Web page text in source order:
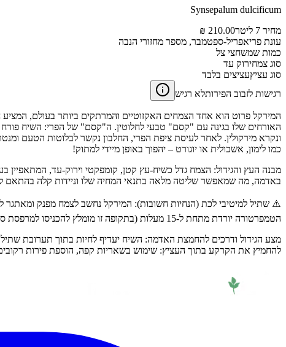
Synsepalum dulcificum
מחיר 7 ליטר
210.00 ₪
עונת פריאפריל-ספטמבר, מספר מחזורי הנבה
כמות שמשחצי צל
סוג צמחירוק עד
סוג עציץעציצים בלבד
רגישות לזבוב הפירותלא רגיש
המירקל פרוט הוא אחד הצמחים האקזוטיים והמרתקים ביותר בעולם,
האורחים שלו בגינה עם "קסם" טבעי לחלוטין. ה"קסם" של הפרי: השיח פורח
כמו לימון, אשכולית או יוגורט – יהפוך באופן מיידי למתוק!
באדמה, מה שמאפשר שליטה מלאה בתנאי המחיה שלו וניידות קלה בהתאם
⚠️ שתיל למיטיבי לכת (הנחיות חשובות): המירקל נחשב לצמח מפנק ומאתגר
הטמפרטורה יורדת מתחת ל-15 מעלות (בתקופה זו מומלץ להכניסו למרפסת סגורה או חלל מוגן ומואר בבית). מבחינת תאורה, הוא צריך חשיפה לשמש ישירה של עד חצי יום, ולא מעבר לכך.
מצע הגידול ודרכים להחמצת האדמה: השיח יעדיף לחיות בתוך תערובת
להחמיץ את הקרקע בתוך העציץ: שימוש בשאריות קפה, הוספת פירות